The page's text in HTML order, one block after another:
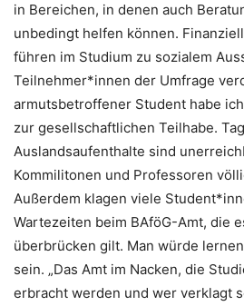
in Bereichen, in denen auch
unbedingt helfen können.
führen im Studium zu sozialem
Teilnehmer*innen der Umfrage
armutsbetroffener Student habe
zur gesellschaftlichen Teilhabe.
Auslandsaufenthalte sind
Kommilitonen und Professoren
Außerdem klagen viele
Wartezeiten beim BAföG-Amt, die
überbrücken gilt. Man würde
sein. „Das Amt im Nacken, die
erbracht werden und wer verklagt